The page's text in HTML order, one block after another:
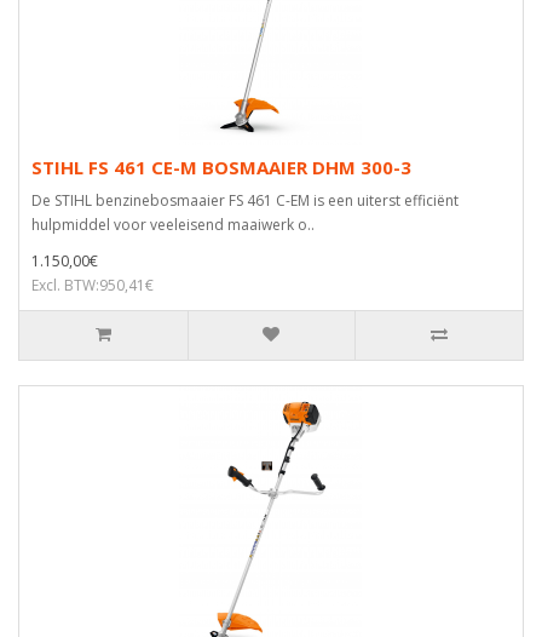
STIHL FS 461 CE-M BOSMAAIER DHM 300-3
De STIHL benzinebosmaaier FS 461 C-EM is een uiterst efficiënt
hulpmiddel voor veeleisend maaiwerk o..
1.150,00€
Excl. BTW:950,41€